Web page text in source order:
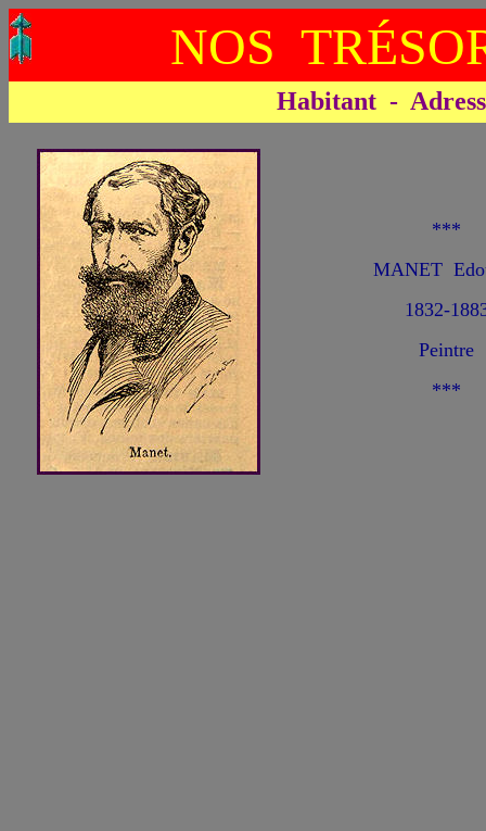
NOS
Habitant -
***
MANET
1832-
Peintre
***